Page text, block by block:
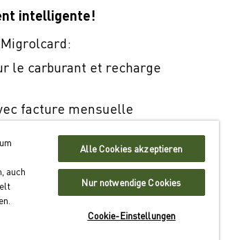
intelligente!
le carburant et recharge
facture mensuelle
auch
Alle Cookies akzeptieren
Nur notwendige Cookies
Cookie-Einstellungen